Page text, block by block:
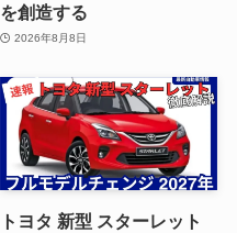
を創造する
2026年8月8日
トヨタ 新型 スターレット